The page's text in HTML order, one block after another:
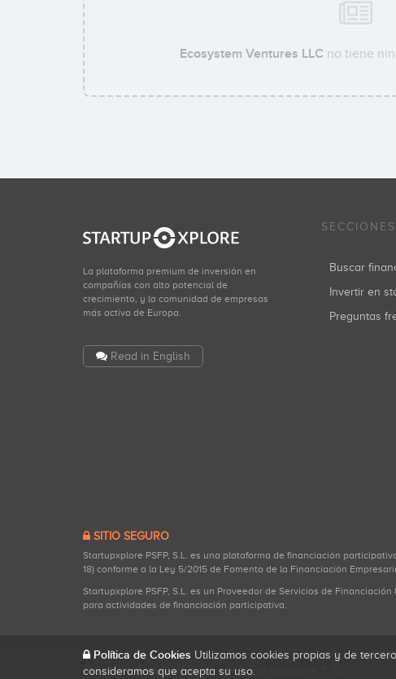
Ecosystem Ventures LLC no tiene
La plataforma premium de inversión en
compañías con alto potencial de
crecimiento, y la comunidad de empresas
más activa de Europa.
Read in English
SECCIONES
Buscar
Invertir en
Preguntas
SITIO SEGURO
Startupxplore PSFP, S.L. es una plataforma de financiación
18) conforme a la Ley 5/2015 de Fomento de la Financiación
Startupxplore PSFP, S.L. es un Proveedor de Servicios de
para actividades de financiación participativa.
Todos los derechos reservados. Startupxplore ® {0}.
Política de Cookies Utilizamos cookies propias y de
consideramos que acepta su uso.